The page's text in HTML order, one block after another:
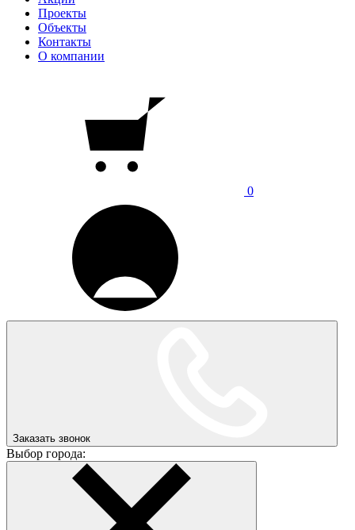
Проекты
Объекты
Контакты
О компании
0
Заказать звонок
Выбор города: